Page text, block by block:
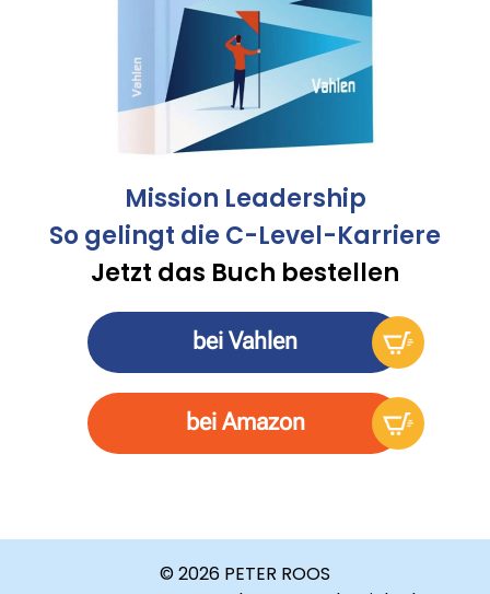
Mission Leadership
So gelingt die C-Level-Karriere
Jetzt das Buch bestellen
bei Vahlen
bei Amazon
© 2026 PETER ROOS